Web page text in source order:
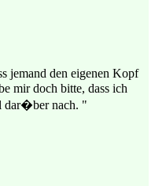
jemand den eigenen Kopf
mir doch bitte, dass ich
dar�ber nach. "